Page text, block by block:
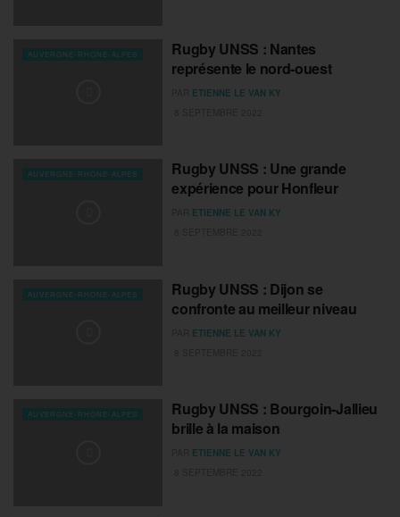
AUVERGNE-RHONE-ALPES
Rugby UNSS : Nantes
représente le nord-ouest
ETIENNE LE VAN KY
AUVERGNE-RHONE-ALPES
Rugby UNSS : Une grande
expérience pour Honfleur
ETIENNE LE VAN KY
AUVERGNE-RHONE-ALPES
Rugby UNSS : Dijon se
confronte au meilleur niveau
ETIENNE LE VAN KY
AUVERGNE-RHONE-ALPES
Rugby UNSS : Bourgoin-Jallieu
brille à la maison
ETIENNE LE VAN KY